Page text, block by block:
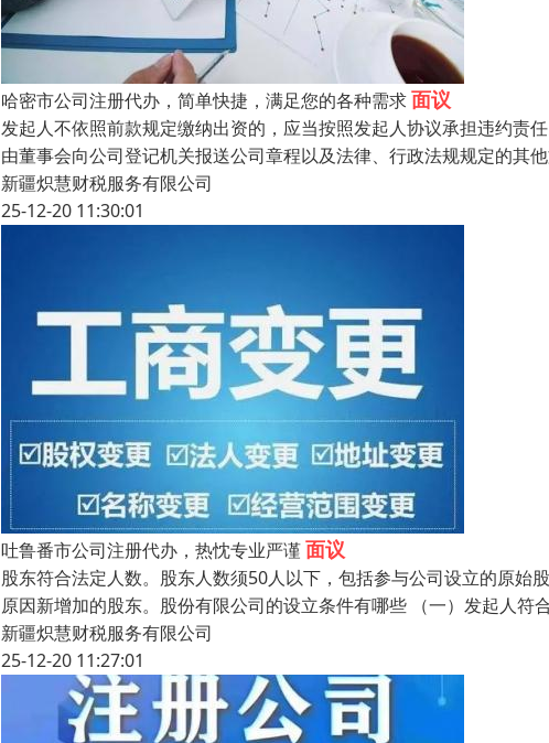
哈密市公司注册代办，简单快捷，满足您的各种需求面议
发起人不依照前款规定缴纳出资的，应当按照发起人协议承担违约责
由董事会向公司登记机关报送公司章程以及法律、行政法规规定的其
新疆炽慧财税服务有限公司
25-12-20 11:30:01
吐鲁番市公司注册代办，热忱专业严谨面议
股东符合法定人数。股东人数须50人以下，包括参与公司设立的原
原因新增加的股东。股份有限公司的设立条件有哪些 （一）发起人
新疆炽慧财税服务有限公司
25-12-20 11:27:01